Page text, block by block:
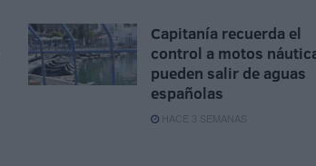
Capitanía recuerda el
control a motos
pueden salir de aguas
españolas
HACE 3 SEMANAS